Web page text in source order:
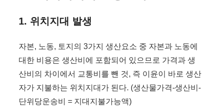
1. 위치지대 발생
자본, 노동, 토지의 3가지 생산요소 중 자본과 노동에
대한 비용은 생산비에 포함되어 있으므로 가격과 생
산비의 차이에서 교통비를 뺀 것, 즉 이윤이 바로 생산
자가 지불하는 위치지대가 된다. (생산물가격-생산비-
단위당운송비 = 지대지불가능액)